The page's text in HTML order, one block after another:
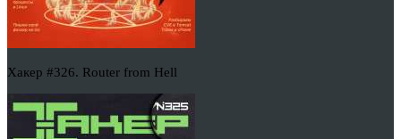
Хакер #326. Router from Hell